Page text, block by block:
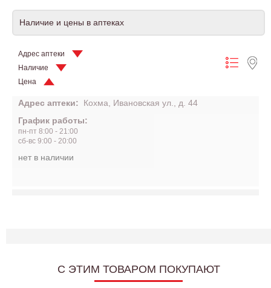
Наличие и цены в аптеках
Адрес аптеки
Наличие
Цена
Адрес аптеки:
Кохма, Ивановская ул., д. 44
График работы:
пн-пт 8:00 - 21:00
сб-вс 9:00 - 20:00
нет в наличии
C ЭТИМ ТОВАРОМ ПОКУПАЮТ